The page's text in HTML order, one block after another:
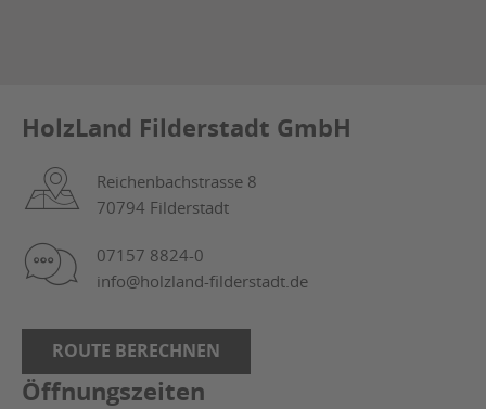
HolzLand Filderstadt GmbH
Reichenbachstrasse 8
70794 Filderstadt
07157 8824-0
info@holzland-filderstadt.de
ROUTE BERECHNEN
Öffnungszeiten